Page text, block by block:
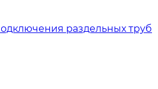
раздельных труб